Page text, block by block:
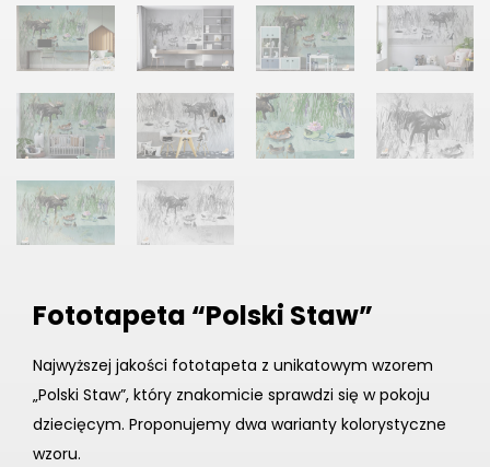
Fototapeta “Polski Staw”
Najwyższej jakości fototapeta z unikatowym wzorem
„Polski Staw”, który znakomicie sprawdzi się w pokoju
dziecięcym. Proponujemy dwa warianty kolorystyczne
wzoru.